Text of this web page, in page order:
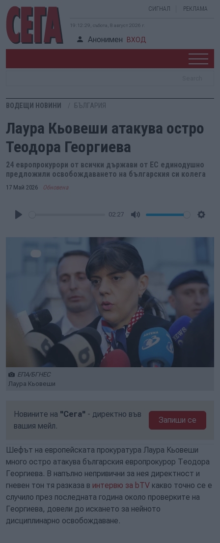
СИГНАЛ РЕКЛАМА
19:12:29, събота, 8 август 2026 г.
Анонимен ВХОД
ВОДЕЩИ НОВИНИ БЪЛГАРИЯ
Лаура Кьовеши атакува остро
Теодора Георгиева
24 европрокурори от всички държави от ЕС единодушно
предложили освобождаването на българския си колега
17 Май 2026 Обновена
02:27
ЕПА/БГНЕС
Лаура Кьовеши
Новините на "Сега" - директно във
вашия мейл.
Запиши се
Шефът на европейската прокуратура Лаура Кьовеши
много остро атакува българския европрокурор Теодора
Георгиева. В напълно непривични за нея директност и
гневен тон тя разказа в интервю за bTV какво точно се е
случило през последната година около проверките на
Георгиева, довели до искането за нейното
дисциплинарно освобождаване.